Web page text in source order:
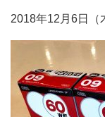
2018年12月6日（